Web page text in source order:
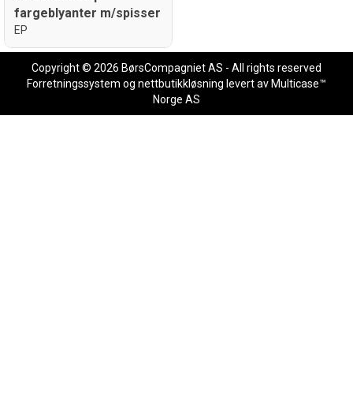
fargeblyanter m/spisser
EP
Copyright © 2026 BørsCompagniet AS - All rights reserved
Forretningssystem og nettbutikkløsning levert av Multicase™
Norge AS